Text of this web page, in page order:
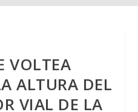
VOLTEA
ALTURA DEL
VIAL DE LA